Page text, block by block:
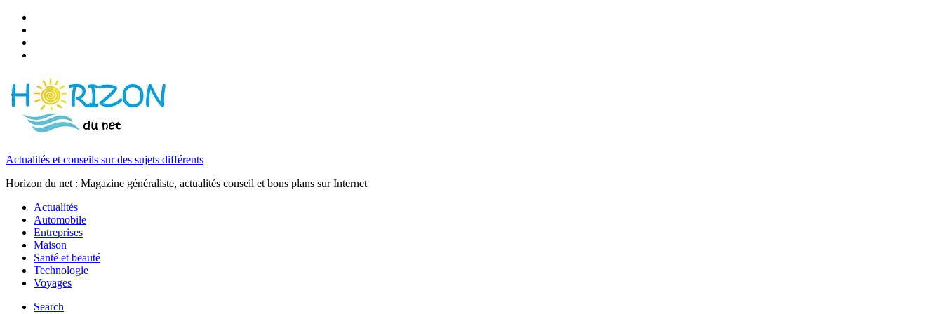
Actualités et conseils sur des sujets différents
Horizon du net : Magazine généraliste, actualités conseil et bons plans sur Internet
Actualités
Automobile
Entreprises
Maison
Santé et beauté
Technologie
Voyages
Search